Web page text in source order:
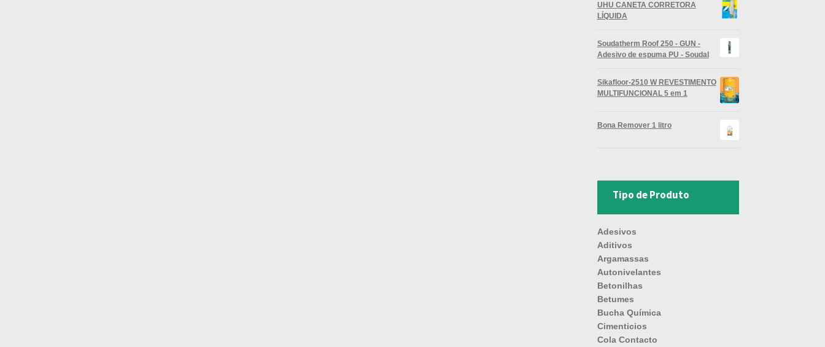
UHU CANETA CORRETORA
LÍQUIDA
Soudatherm Roof 250 - GUN -
Adesivo de espuma PU - Soudal
Sikafloor-2510 W REVESTIMENTO
MULTIFUNCIONAL 5 em 1
Bona Remover 1 litro
Tipo de Produto
Adesivos
Aditivos
Argamassas
Autonivelantes
Betonilhas
Betumes
Bucha Química
Cimenticios
Cola Contacto